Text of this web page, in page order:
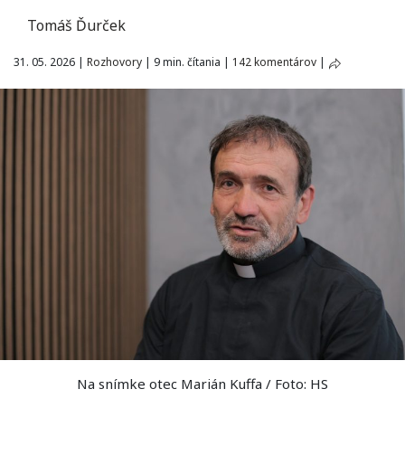
Tomáš Ďurček
31. 05. 2026 | Rozhovory | 9 min. čítania | 142 komentárov |
Na snímke otec Marián Kuffa / Foto: HS